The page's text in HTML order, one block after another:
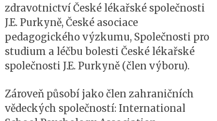
zdravotnictví České lékařské společnosti
J.E. Purkyně, České asociace
pedagogického výzkumu, Společnosti pro
studium a léčbu bolesti České lékařské
společnosti J.E. Purkyně (člen výboru).
Zároveň působí jako člen zahraničních
vědeckých společností: International